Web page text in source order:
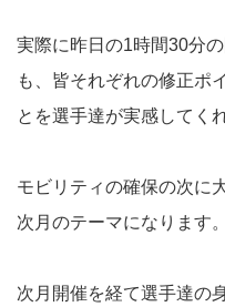
実際に昨日の1時間30分
も、皆それぞれの修正ポ
とを選手達が実感してく
モビリティの確保の次に
次月のテーマになります。
次月開催を経て選手達の